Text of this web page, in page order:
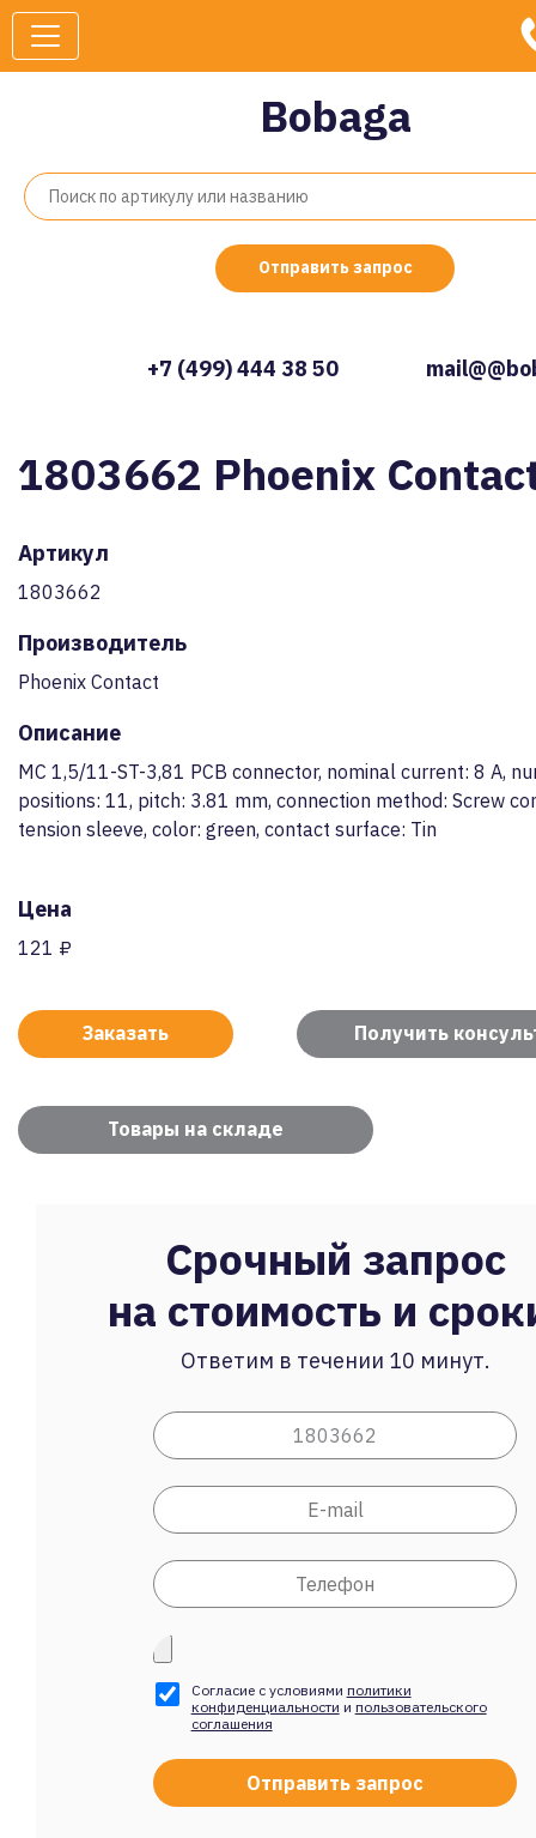
Bobaga
Отправить запрос
+7 (499) 444 38 50
1803662 Phoenix
Артикул
1803662
Производитель
Phoenix Contact
Описание
MC 1,5/11-ST-3,81 PCB connector, nominal current: 8 A,
positions: 11, pitch: 3.81 mm, connection method: Screw
tension sleeve, color: green, contact surface: Tin
Цена
121 ₽
Заказать Получить
Товары на складе
Срочный запрос
на стоимость и
Ответим в течении 10 минут.
Согласие с условиями политики
конфиденциальности и пользовательского
соглашения